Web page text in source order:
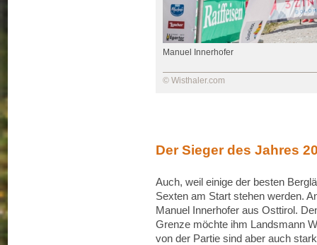
Manuel Innerhofer
© Wisthaler.com
Der Sieger des Jahres
Auch, weil einige der besten
Sexten am Start stehen werden.
Manuel Innerhofer aus Osttirol.
Grenze möchte ihm Landsmann
von der Partie sind aber auch